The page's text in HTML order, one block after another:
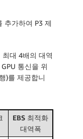
추가하여 P3 제
대 4배의 대역
통신을 위
)를 제공합니
EBS 최적화
대역폭